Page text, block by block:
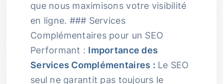
que nous maximisons votre visibilité
en ligne. ### Services
Complémentaires pour un SEO
Performant : Importance des
Services Complémentaires : Le SEO
seul ne garantit pas toujours le